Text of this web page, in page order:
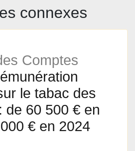
connexes
Comptes
le tabac des
de 60 500 € en
€ en 2024